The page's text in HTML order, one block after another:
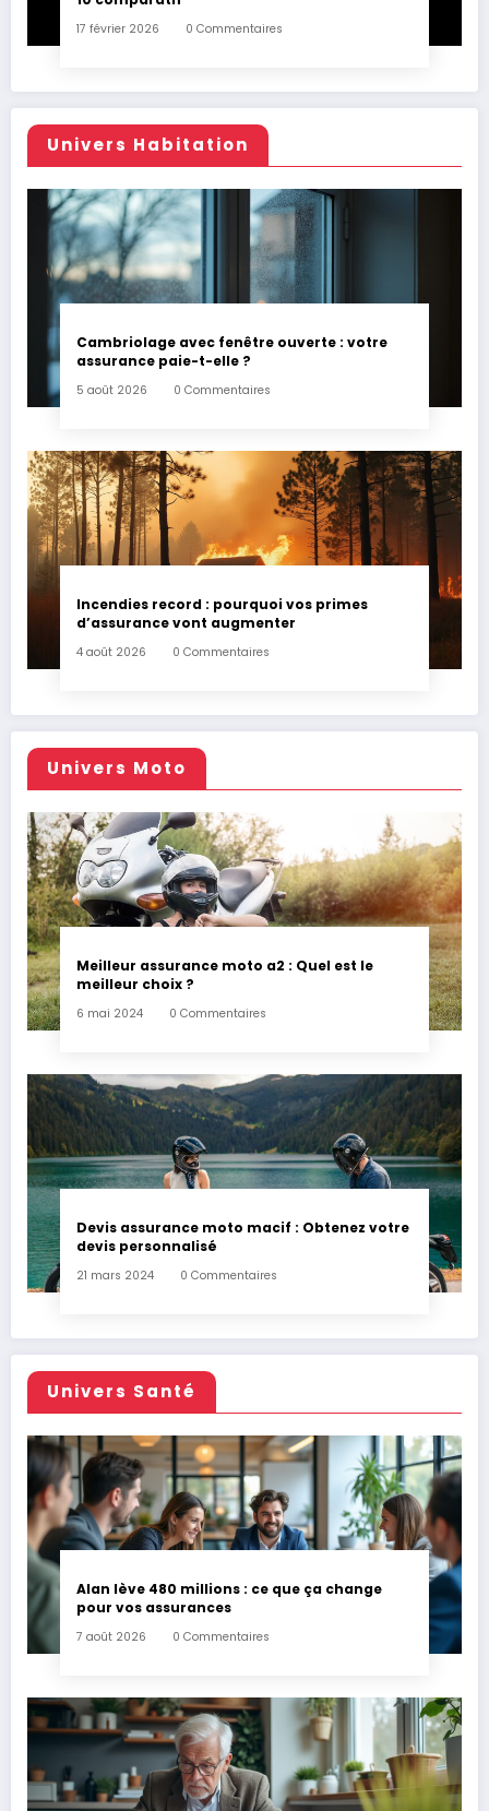
17 février 2026 0 Commentaires
Univers Habitation
Cambriolage avec fenêtre ouverte : votre
assurance paie-t-elle ?
5 août 2026 0 Commentaires
Incendies record : pourquoi vos primes
d’assurance vont augmenter
4 août 2026 0 Commentaires
Univers Moto
Meilleur assurance moto a2 : Quel est le
meilleur choix ?
6 mai 2024 0 Commentaires
Devis assurance moto macif : Obtenez votre
devis personnalisé
21 mars 2024 0 Commentaires
Univers Santé
Alan lève 480 millions : ce que ça change
pour vos assurances
7 août 2026 0 Commentaires